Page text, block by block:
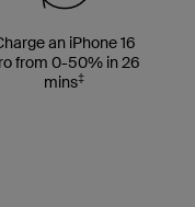
an iPhone 16
from 0-50% in 26
mins‡